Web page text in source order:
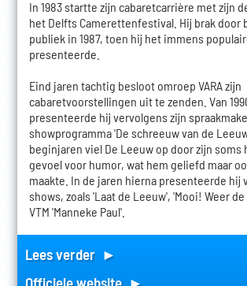
In 1983 startte zijn cabaretcarrière met zijn
het Delfts Camerettenfestival. Hij brak door
publiek in 1987, toen hij het immens
presenteerde.
Eind jaren tachtig besloot omroep VARA zijn
cabaretvoorstellingen uit te zenden. Van
presenteerde hij vervolgens zijn
showprogramma 'De schreeuw van de
beginjaren viel De Leeuw op door zijn soms
gevoel voor humor, wat hem geliefd maar
maakte. In de jaren hierna presenteerde hij
shows, zoals 'Laat de Leeuw', 'Mooi! Weer
VTM 'Manneke Paul'.
Lees verder ►